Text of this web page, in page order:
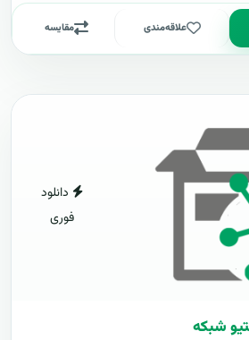
علاقه‌مندی مقایسه
دانلود
فوری
شبکه